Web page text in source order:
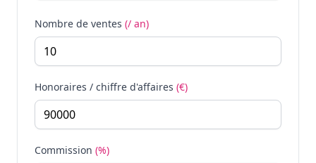
Nombre de ventes (/ an)
Honoraires / chiffre d'affaires (€)
Commission (%)